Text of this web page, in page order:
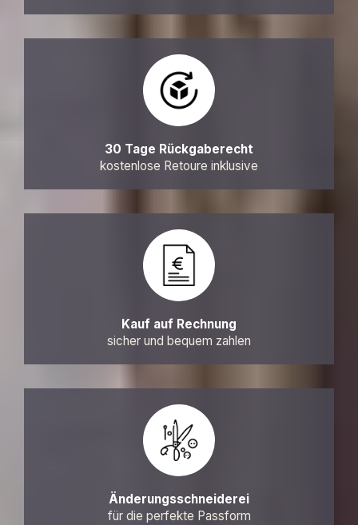
30 Tage Rückgaberecht
kostenlose Retoure inklusive
Kauf auf Rechnung
sicher und bequem zahlen
Änderungsschneiderei
für die perfekte Passform